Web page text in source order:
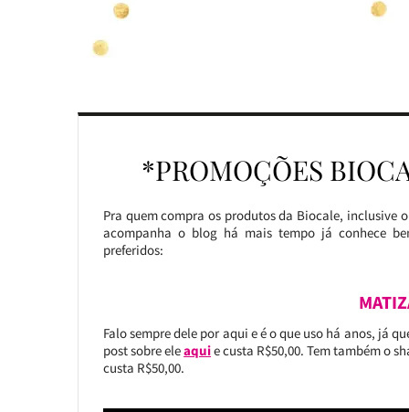
*PROMOÇÕES
Pra quem compra os produtos da Biocale, inclusive
acompanha o blog há mais tempo já conhece
preferidos:
Falo sempre dele por aqui e é o que uso há anos, já
post sobre eleaquie custa R$50,00. Tem também o
custa R$50,00.